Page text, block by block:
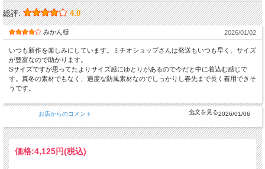
総評: 4.0
みかん様 2026/01/02
いつも新作を楽しみにしています。ミチオショップさんは発送もいつも早く、サイズ
が豊富なので助かります。
Sサイズですが思ってたよりサイズ感にゆとりがあるので今だと中に着込む感じで
す。真冬の素材でもなく、適度な防風素材なのでしっかりし春先まで長く着用できそ
うです。
お店からのコメント 2026/01/06
価格:4,125円(税込)